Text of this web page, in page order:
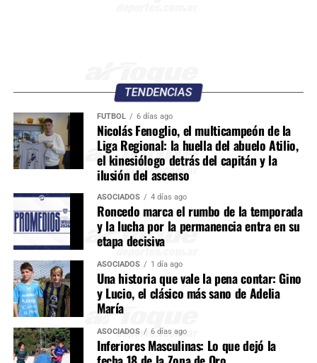
TENDENCIAS
FÚTBOL 6 días ago
Nicolás Fenoglio, el multicampeón de la
Liga Regional: la huella del abuelo Atilio,
el kinesiólogo detrás del capitán y la
ilusión del ascenso
ASOCIADOS 4 días ago
Roncedo marca el rumbo de la temporada
y la lucha por la permanencia entra en su
etapa decisiva
ASOCIADOS 1 día ago
Una historia que vale la pena contar: Gino
y Lucio, el clásico más sano de Adelia
María
ASOCIADOS 6 días ago
Inferiores Masculinas: Lo que dejó la